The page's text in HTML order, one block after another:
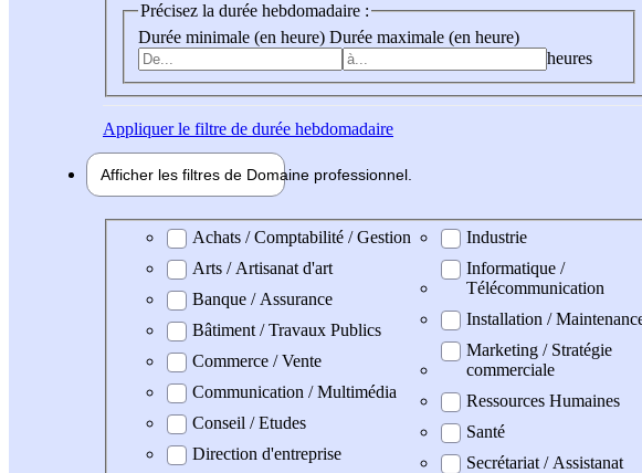
Précisez la durée hebdomadaire :
Durée minimale (en heure) Durée maximale (en heure)
heures
Appliquerle filtre de durée hebdomadaire
Afficher les filtres de Domaine professionnel
Domaine professionel
Achats / Comptabilité / Gestion
Arts / Artisanat d'art
Banque / Assurance
Bâtiment / Travaux Publics
Commerce / Vente
Communication / Multimédia
Conseil / Etudes
Direction d'entreprise
Industrie
Informatique /
Télécommunication
Installation /
Marketing / Stratégie
commerciale
Ressources Humaines
Santé
Secrétariat / Assistanat